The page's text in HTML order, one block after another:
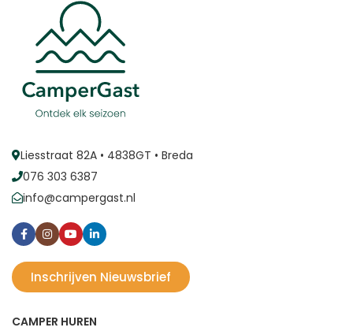
Liesstraat 82A • 4838GT • Breda
076 303 6387
info@campergast.nl
Inschrijven Nieuwsbrief
CAMPER HUREN